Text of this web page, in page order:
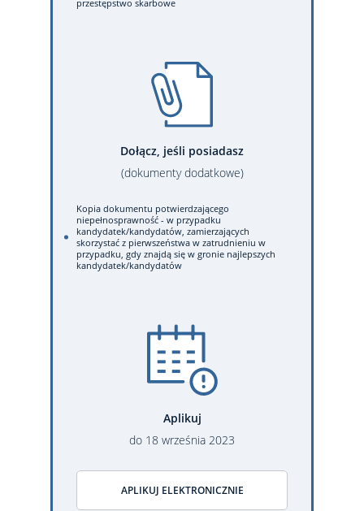
przestępstwo skarbowe
Dołącz, jeśli posiadasz
(dokumenty dodatkowe)
Kopia dokumentu potwierdzającego
niepełnosprawność - w przypadku
kandydatek/kandydatów, zamierzających
skorzystać z pierwszeństwa w zatrudnieniu w
przypadku, gdy znajdą się w gronie najlepszych
kandydatek/kandydatów
Aplikuj
do 18 września 2023
APLIKUJ ELEKTRONICZNIE